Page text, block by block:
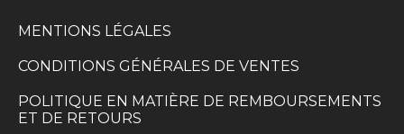
MENTIONS LÉGALES
CONDITIONS GÉNÉRALES DE VENTES
POLITIQUE EN MATIÈRE DE REMBOURSEMENTS
ET DE RETOURS